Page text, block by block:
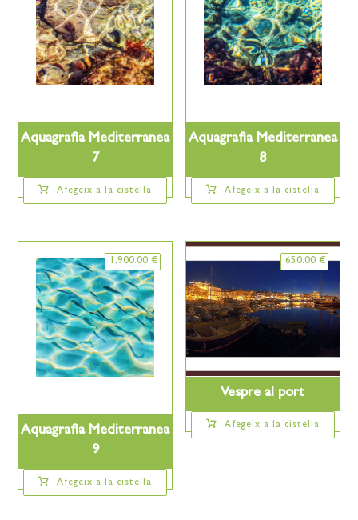
Aquagrafia Mediterranea
7
Afegeix a la cistella
Aquagrafia Mediterranea
8
Afegeix a la cistella
Aquagrafia Mediterranea
9
1,900.00 €
Afegeix a la cistella
Vespre al port
650.00 €
Afegeix a la cistella